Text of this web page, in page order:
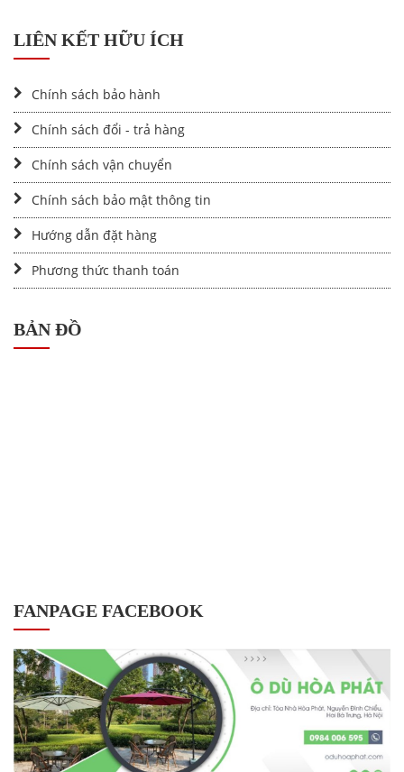
LIÊN KẾT HỮU ÍCH
Chính sách bảo hành
Chính sách đổi - trả hàng
Chính sách vận chuyển
Chính sách bảo mật thông tin
Hướng dẫn đặt hàng
Phương thức thanh toán
BẢN ĐỒ
FANPAGE FACEBOOK